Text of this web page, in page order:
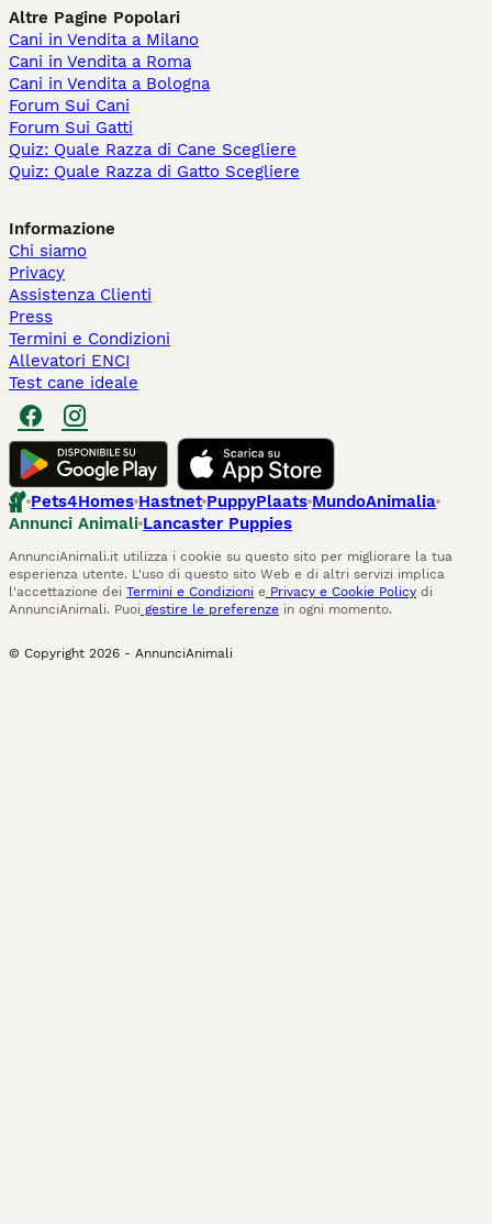
Altre Pagine Popolari
Cani in Vendita a Milano
Cani in Vendita a Roma
Cani in Vendita a Bologna
Forum Sui Cani
Forum Sui Gatti
Quiz: Quale Razza di Cane Scegliere
Quiz: Quale Razza di Gatto Scegliere
Informazione
Chi siamo
Privacy
Assistenza Clienti
Press
Termini e Condizioni
Allevatori ENCI
Test cane ideale
Pets4Homes Hastnet PuppyPlaats MundoAnimalia
Annunci Animali Lancaster Puppies
AnnunciAnimali.it utilizza i cookie su questo sito per migliorare la tua
esperienza utente. L'uso di questo sito Web e di altri servizi implica
l'accettazione dei Termini e Condizioni e Privacy e Cookie Policy di
AnnunciAnimali. Puoi gestire le preferenze in ogni momento.
© Copyright 2026 - AnnunciAnimali